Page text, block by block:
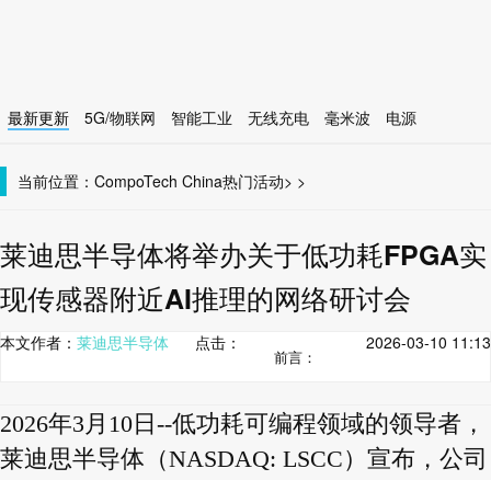
最新更新 5G/物联网 智能工业 无线充电 毫米波
电源
当前位置： CompoTech China >
热门活动 >
莱迪思半导体将举办关于低功耗FPGA实
现传感器附近AI推理的网络研讨会
本文作者： 莱迪思半导体 点击： 2026-03-10 11:13
前言：
2026年3月10日--低功耗可编程领域的领导者，
莱迪思半导体（NASDAQ: LSCC）宣布，公司